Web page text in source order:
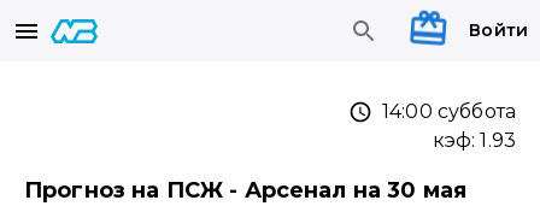
Войти
14:00 суббота
кэф:1.93
Прогноз на ПСЖ - Арсенал на 30 мая